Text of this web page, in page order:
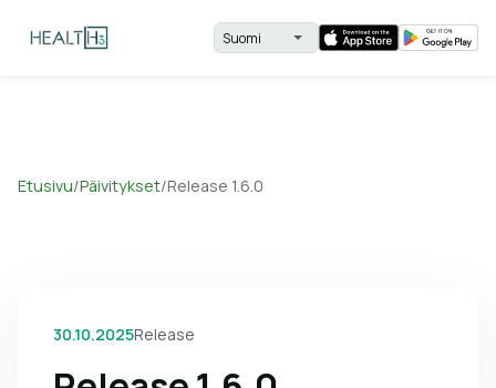
Etusivu/Päivitykset/Release 1.6.0
30.10.2025Release